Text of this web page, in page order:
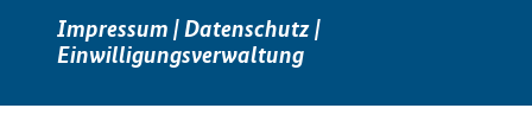
Impressum |Datenschutz|
Einwilligungsverwaltung